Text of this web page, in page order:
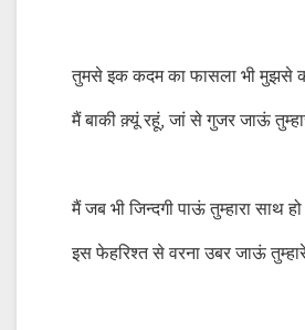
तुमसे इक कदम का फासला भी मुझसे
मैं बाकी क़्यूं रहूं, जां से गुजर जाऊं
मैं जब भी जिन्दगी पाऊं तुम्हारा साथ
इस फेहरिश्त से वरना उबर जाऊं